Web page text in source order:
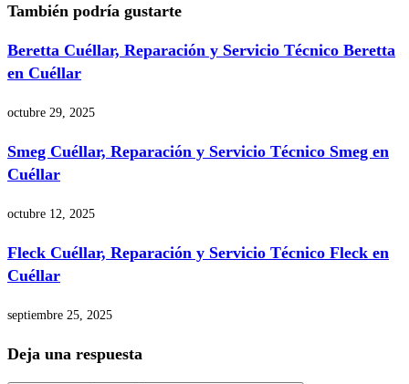
También podría gustarte
Beretta Cuéllar, Reparación y Servicio Técnico Beretta
en Cuéllar
octubre 29, 2025
Smeg Cuéllar, Reparación y Servicio Técnico Smeg en
Cuéllar
octubre 12, 2025
Fleck Cuéllar, Reparación y Servicio Técnico Fleck en
Cuéllar
septiembre 25, 2025
Deja una respuesta